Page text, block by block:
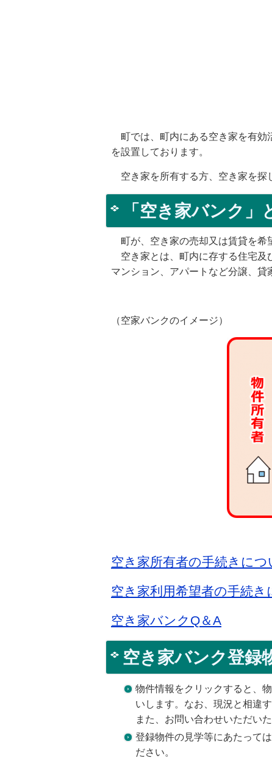
町では、町内にある空き家を有効
を設置しております。
空き家を所有する方、空き家を探
「空き家バンク」
町が、空き家の売却又は賃貸を希
空き家とは、町内に存する住宅及
マンション、アパートなど分譲、貸
（空家バンクのイメージ）
空き家所有者の手続きにつ
空き家利用希望者の手続き
空き家バンクQ＆A
空き家バンク登録
物件情報をクリックすると、
いします。なお、現況と相違
また、お問い合わせいただい
登録物件の見学等にあたって
ださい。